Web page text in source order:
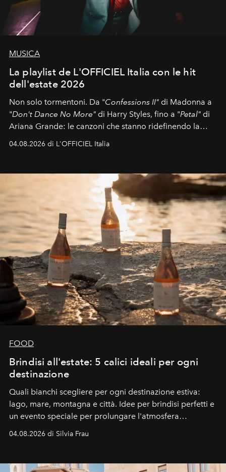
MUSICA
La playlist de L'OFFICIEL Italia con le hit
dell'estate 2026
Non solo tormentoni. Da "Confessions II" di Madonna a
"Don't Dance No More" di Harry Styles, fino a "Petal" di
Ariana Grande: le canzoni che stanno ridefinendo la
04.08.2026 di L'OFFICIEL Italia
FOOD
Brindisi all'estate: 5 calici ideali per ogni
destinazione
Quali bianchi scegliere per ogni destinazione estiva:
lago, mare, montagna e città. Idee per brindisi perfetti e
un evento speciale per prolungare l'atmosfera
04.08.2026 di Silvia Frau